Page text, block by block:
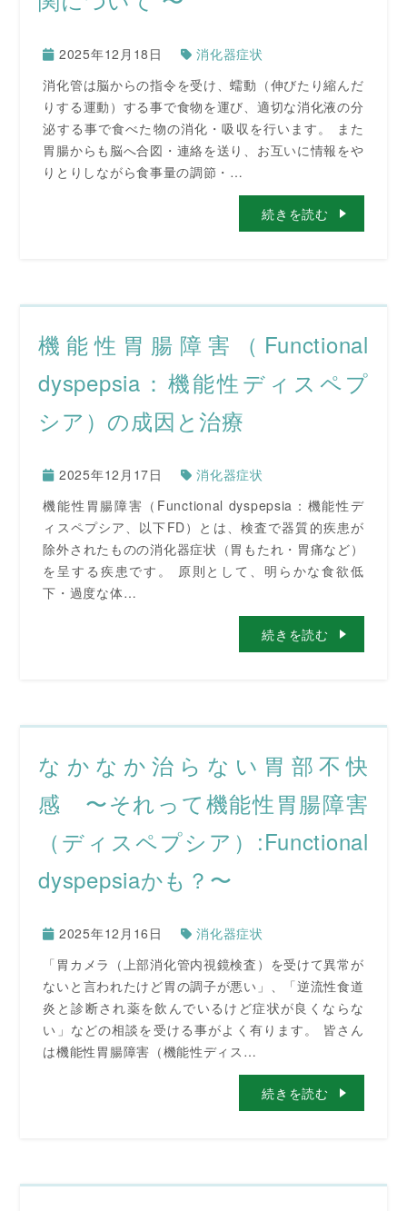
2025年12月18日
消化器症状
消化管は脳からの指令を受け、蠕動（伸びたり縮んだ
りする運動）する事で食物を運び、適切な消化液の分
泌する事で食べた物の消化・吸収を行います。 また
胃腸からも脳へ合図・連絡を送り、お互いに情報をや
りとりしながら食事量の調節・…
続きを読む
機能性胃腸障害（Functional
dyspepsia：機能性ディスペプ
シア）の成因と治療
2025年12月17日
消化器症状
機能性胃腸障害（Functional dyspepsia：機能性デ
ィスペプシア、以下FD）とは、検査で器質的疾患が
除外されたものの消化器症状（胃もたれ・胃痛など）
を呈する疾患です。 原則として、明らかな食欲低
下・過度な体…
続きを読む
なかなか治らない胃部不快
感 〜それって機能性胃腸障害
（ディスペプシア）:Functional
dyspepsiaかも？〜
2025年12月16日
消化器症状
「胃カメラ（上部消化管内視鏡検査）を受けて異常が
ないと言われたけど胃の調子が悪い」、「逆流性食道
炎と診断され薬を飲んでいるけど症状が良くならな
い」などの相談を受ける事がよく有ります。 皆さん
は機能性胃腸障害（機能性ディス…
続きを読む